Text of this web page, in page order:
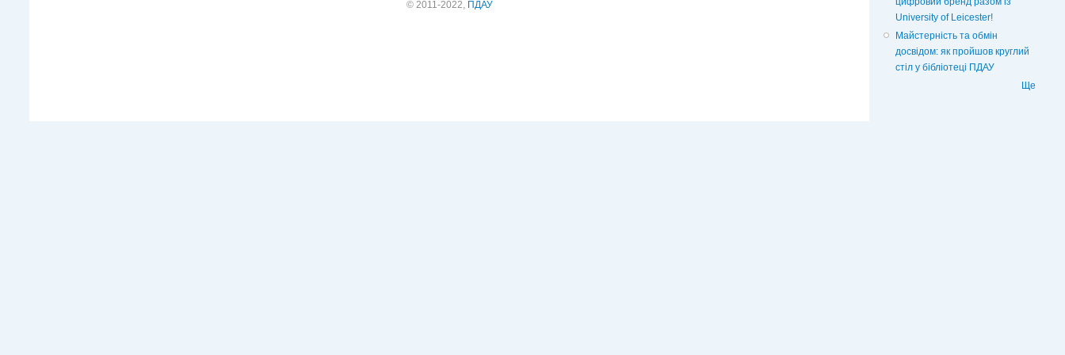
© 2011-2022, ПДАУ
University of Leicester!
Майстерність та обмін
досвідом: як пройшов круглий
стіл у бібліотеці ПДАУ
Ще